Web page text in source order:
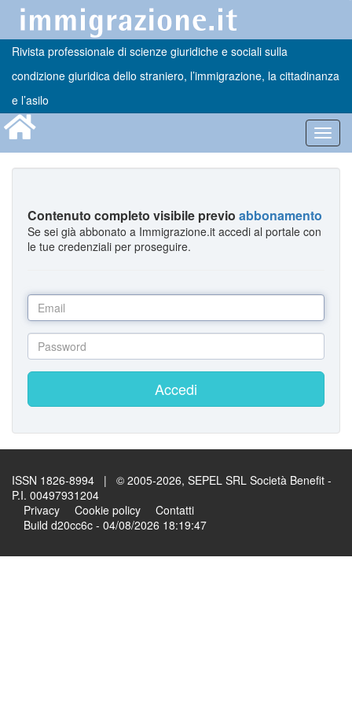
Rivista professionale di scienze giuridiche e sociali sulla
condizione giuridica dello straniero, l’immigrazione, la cittadinanza
e l’asilo
Contenuto completo visibile previo abbonamento
Se sei già abbonato a Immigrazione.it accedi al portale con
le tue credenziali per proseguire.
Accedi
ISSN 1826-8994 | © 2005-2026, SEPEL SRL Società Benefit -
P.I. 00497931204
Privacy
Cookie policy
Contatti
Build d20cc6c - 04/08/2026 18:19:47